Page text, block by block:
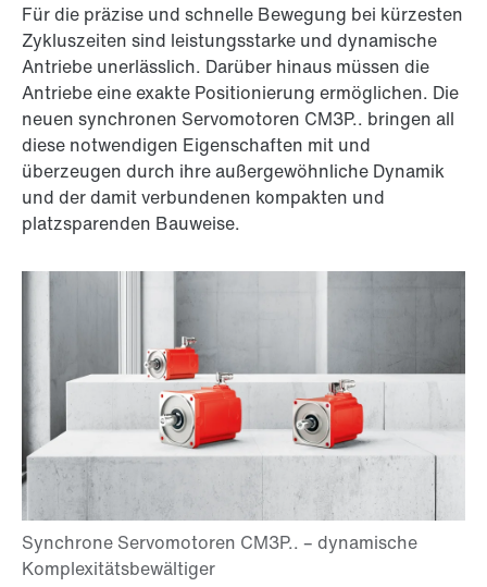
Für die präzise und schnelle Bewegung bei kürzesten
Zykluszeiten sind leistungsstarke und dynamische
Antriebe unerlässlich. Darüber hinaus müssen die
Antriebe eine exakte Positionierung ermöglichen. Die
neuen synchronen Servomotoren CM3P.. bringen all
diese notwendigen Eigenschaften mit und
überzeugen durch ihre außergewöhnliche Dynamik
und der damit verbundenen kompakten und
platzsparenden Bauweise.